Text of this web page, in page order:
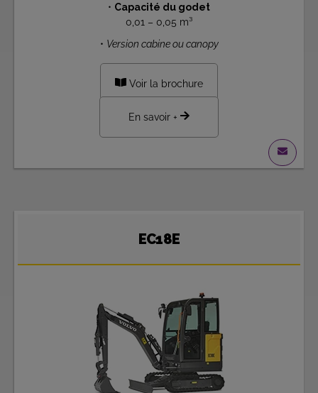
• Capacité du godet
0,01 – 0,05 m³
• Version cabine ou canopy
Voir la brochure
En savoir +
EC18E